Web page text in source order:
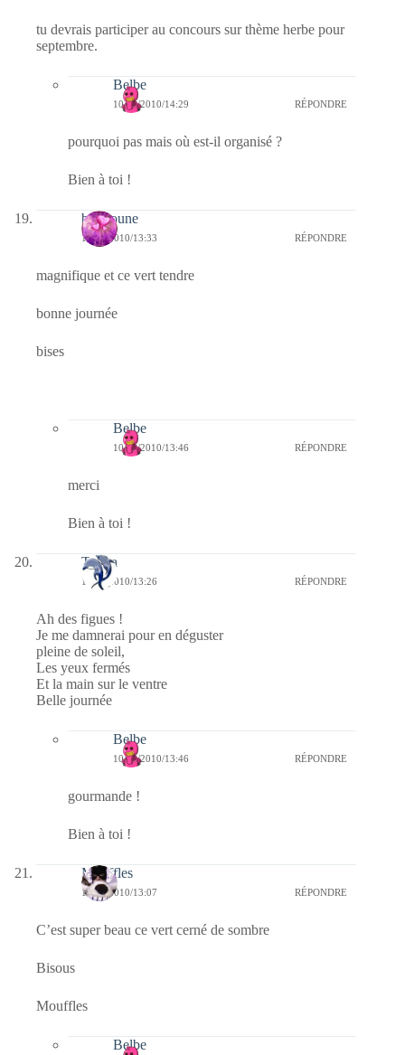
tu devrais participer au concours sur thème herbe pour
septembre.
Belbe
10/08/2010/14:29 RÉPONDRE
pourquoi pas mais où est-il organisé ?
Bien à toi !
bouboune
10/08/2010/13:33 RÉPONDRE
magnifique et ce vert tendre
bonne journée
bises
Belbe
10/08/2010/13:46 RÉPONDRE
merci
Bien à toi !
Tanira
10/08/2010/13:26 RÉPONDRE
Ah des figues !
Je me damnerai pour en déguster
pleine de soleil,
Les yeux fermés
Et la main sur le ventre
Belle journée
Belbe
10/08/2010/13:46 RÉPONDRE
gourmande !
Bien à toi !
Mouffles
10/08/2010/13:07 RÉPONDRE
C’est super beau ce vert cerné de sombre
Bisous
Mouffles
Belbe